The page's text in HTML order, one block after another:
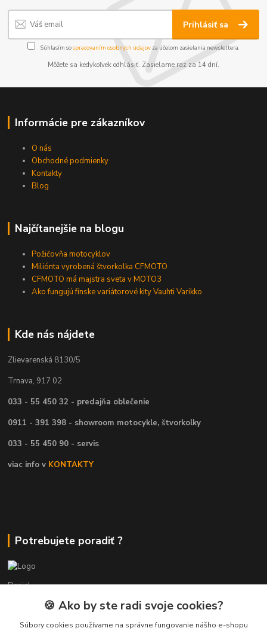
Prihlásiť sa
Súhlasím sospracovaním osobných údajov za účelom zasielania newslettera.
Môžete sa kedykoľvek odhlásiť. Zasielame raz za 14 dní.
Informácie pre zákazníkov
O nás
Obchodné podmienky
Kontakty
Blog
Najčítanejšie na blogu
Požičovňa motocyklov
Miliónta vyrobená štvorkolka CFMOTO
CFMOTO má majstra sveta v MOTO3
Ako fungujú fínske variátorové kity Vauhti Varikko
Kde nás nájdete
Zlievarenská 8130/5
Trnava, 917 02
033 - 55 450 32 - predajňa oblečenie
0911 - 391 398 - showroom motocykle, štvorkolky
033 - 55 450 90 - servis
viac info v KONTAKTY
Potrebujete poradiť ?
Daniel
+421 911 391 398
(Po-Pia, 8.30-17.00 hod.)
🍪 Ako by ste radi svoje cookies?
Súbory cookies používame na správne fungovanie nášho e-shopu